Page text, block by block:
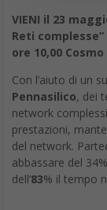
VIENI il 23
Reti complesse”
ore 10,00
Con l’aiuto di un
Pennasilico, dei
network
prestazioni,
del network.
abbassare del
dell’83% il tempo